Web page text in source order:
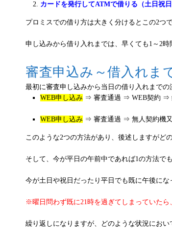
カードを発行してATMで借りる（土日祝
プロミスでの借り方は大きく分けるとこの2つで
申し込みから借り入れまでは、早くても1～2
審査申込み～借入れま
最初に審査申し込みから当日の借り入れまでの
WEB申し込み ⇒ 審査通過 ⇒ WEB契約 ⇒
WEB申し込み ⇒ 審査通過 ⇒ 無人契約機
このような2つの方法があり、後述しますがど
そして、今が平日の午前中であれば1の方法で
今が土日や祝日だったり平日でも既に午後に
※曜日問わず既に21時を過ぎてしまっていた
繰り返しになりますが、どのような状況にお